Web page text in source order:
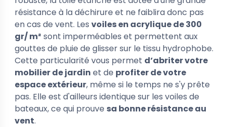
résistance à la déchirure et ne faiblira donc pas
en cas de vent. Les voiles en acrylique de 300
gr/ m² sont imperméables et permettent aux
gouttes de pluie de glisser sur le tissu hydrophobe.
Cette particularité vous permet d’abriter votre
mobilier de jardin et de profiter de votre
espace extérieur, même si le temps ne s'y prête
pas. Elle est d'ailleurs identique sur les voiles de
bateaux, ce qui prouve sa bonne résistance au
vent.